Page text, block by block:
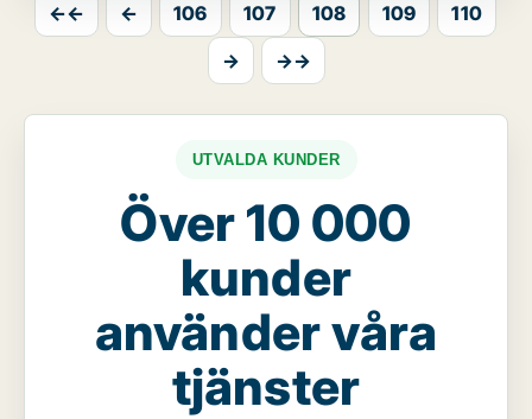
←← ← 106 107 108 109
110
→
→→
UTVALDA KUNDER
Över 10 000
kunder
använder våra
tjänster